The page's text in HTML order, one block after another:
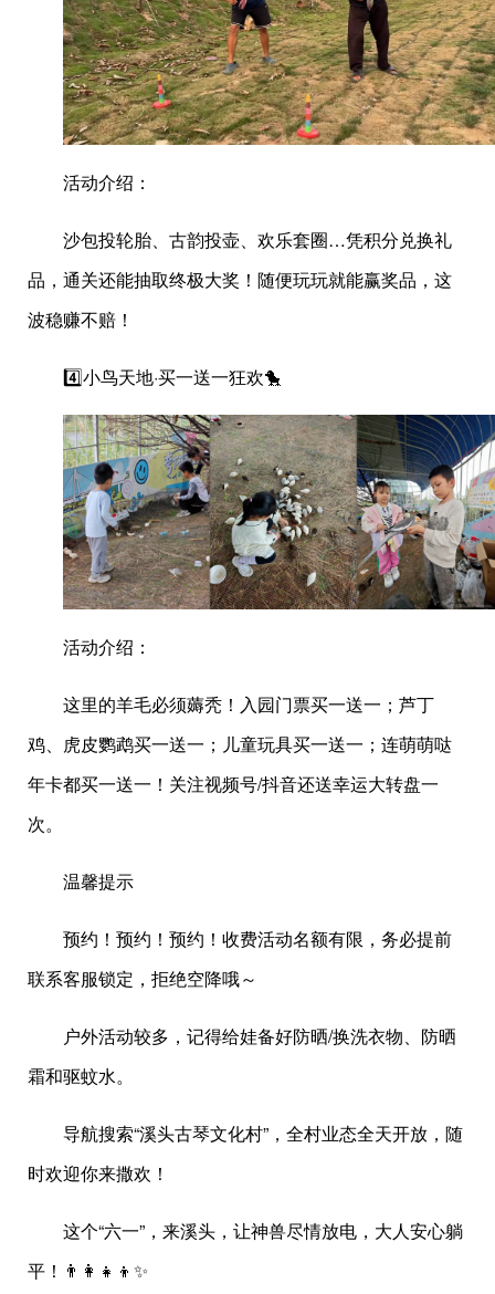
活动介绍：
沙包投轮胎、古韵投壶、欢乐套圈…凭积分兑换礼
品，通关还能抽取终极大奖！随便玩玩就能赢奖品，这
波稳赚不赔！
4️⃣小鸟天地·买一送一狂欢🐤
活动介绍：
这里的羊毛必须薅秃！入园门票买一送一；芦丁
鸡、虎皮鹦鹉买一送一；儿童玩具买一送一；连萌萌哒
年卡都买一送一！关注视频号/抖音还送幸运大转盘一
次。
温馨提示
预约！预约！预约！收费活动名额有限，务必提前
联系客服锁定，拒绝空降哦～
户外活动较多，记得给娃备好防晒/换洗衣物、防晒
霜和驱蚊水。
导航搜索“溪头古琴文化村”，全村业态全天开放，随
时欢迎你来撒欢！
这个“六一”，来溪头，让神兽尽情放电，大人安心躺
平！👨‍👩‍👧‍👦✨